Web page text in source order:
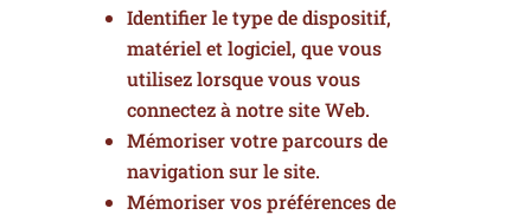
Identifier le type de dispositif,
matériel et logiciel, que vous
utilisez lorsque vous vous
connectez à notre site Web.
Mémoriser votre parcours de
navigation sur le site.
Mémoriser vos préférences de